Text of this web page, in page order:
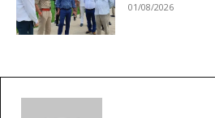
01/08/2026